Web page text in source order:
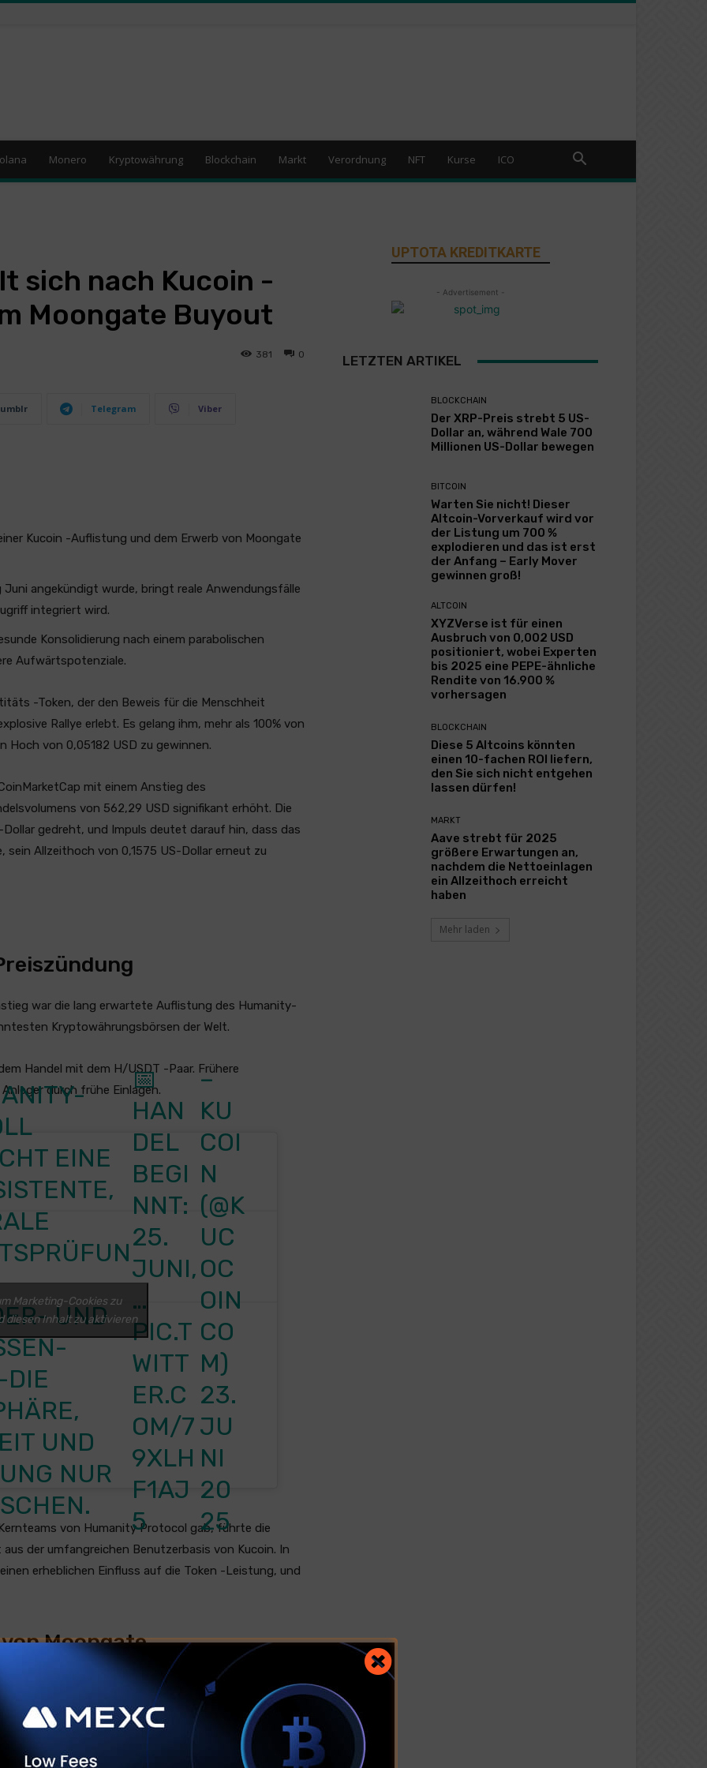
Monero Kryptowährung Blockchain Markt Verordnung NFT Kurse ICO
sich nach Kucoin -
Moongate Buyout
0
381
Telegram Viber
Kucoin -Auflistung und dem Erwerb von Moongate
angekündigt wurde, bringt reale Anwendungsfälle
integriert wird.
Konsolidierung nach einem parabolischen
Aufwärtspotenziale.
-Token, der den Beweis für die Menschheit
Rallye erlebt. Es gelang ihm, mehr als 100% von
Hoch von 0,05182 USD zu gewinnen.
mit einem Anstieg des
von 562,29 USD signifikant erhöht. Die
gedreht, und Impuls deutet darauf hin, dass das
sein Allzeithoch von 0,1575 US-Dollar erneut zu
war die lang erwartete Auflistung des Humanity-
Kryptowährungsbörsen der Welt.
Handel mit dem H/USDT -Paar. Frühere
durch frühe Einlagen.
EINE
UND
DIE
UND
NUR
📅
HAN
DEL
BEGI
NNT:
25.
JUNI,
…
PIC.T
WITT
ER.C
OM/7
9XLH
F1AJ
5
–
KU
COI
N
(@K
UC
OC
OIN
CO
M)
23.
JU
NI
20
25
Marketing-Cookies zu
diesen Inhalt zu aktivieren
von Humanity Protocol gab, führte die
der umfangreichen Benutzerbasis von Kucoin. In
erheblichen Einfluss auf die Token -Leistung, und
Moongate
die strategische Übernahme von Moongate an,
LES
–
HUMA
UPTOTA KREDITKARTE
- Advertisement -
LETZTEN ARTIKEL
BLOCKCHAIN
Der XRP-Preis strebt 5 US-
Dollar an, während Wale 700
Millionen US-Dollar bewegen
BITCOIN
Warten Sie nicht! Dieser
Altcoin-Vorverkauf wird vor
der Listung um 700 %
explodieren und das ist erst
der Anfang – Early Mover
gewinnen groß!
ALTCOIN
XYZVerse ist für einen
Ausbruch von 0,002 USD
positioniert, wobei Experten
bis 2025 eine PEPE-ähnliche
Rendite von 16.900 %
vorhersagen
BLOCKCHAIN
Diese 5 Altcoins könnten
einen 10-fachen ROI liefern,
den Sie sich nicht entgehen
lassen dürfen!
MARKT
Aave strebt für 2025
größere Erwartungen an,
nachdem die Nettoeinlagen
ein Allzeithoch erreicht
haben
Mehr laden